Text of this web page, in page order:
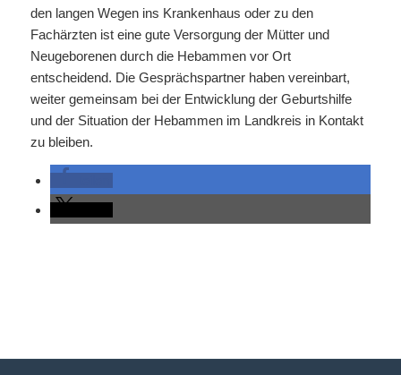
den langen Wegen ins Krankenhaus oder zu den
Fachärzten ist eine gute Versorgung der Mütter und
Neugeborenen durch die Hebammen vor Ort
entscheidend. Die Gesprächspartner haben vereinbart,
weiter gemeinsam bei der Entwicklung der Geburtshilfe
und der Situation der Hebammen im Landkreis in Kontakt
zu bleiben.